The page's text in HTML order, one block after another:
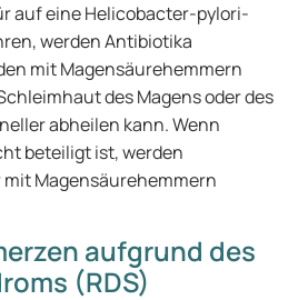
auf eine Helicobacter-pylori-
werden Antibiotika
mit Magensäurehemmern
des Magens oder des
abheilen kann. Wenn
beteiligt ist, werden
Magensäurehemmern
aufgrund des
(RDS)